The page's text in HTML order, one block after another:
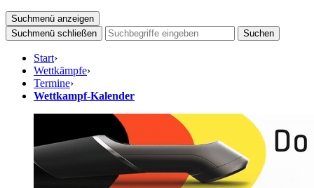
Suchmenü anzeigen
Suchmenü schließen
Suchen
Start›
Wettkämpfe›
Termine›
Wettkampf-Kalender